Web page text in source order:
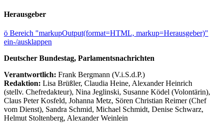
Herausgeber
ö Bereich "markupOutput(format=HTML, markup=Herausgeber)"
ein-/ausklappen
Deutscher Bundestag, Parlamentsnachrichten
Verantwortlich: Frank Bergmann (V.i.S.d.P.)
Redaktion: Lisa Brüßler, Claudia Heine, Alexander Heinrich
(stellv. Chefredakteur), Nina Jeglinski, Susanne Ködel (Volontärin),
Claus Peter Kosfeld, Johanna Metz, Sören Christian Reimer (Chef
vom Dienst), Sandra Schmid, Michael Schmidt, Denise Schwarz,
Helmut Stoltenberg, Alexander Weinlein